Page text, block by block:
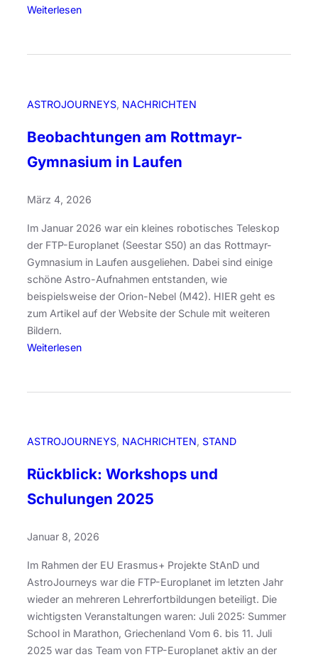
r
o
z
m
U
P
r
o
j
e
k
A
J
u
n
y
s
T
Weiterlesen:
r
d
e
s
o
o
w
e
t
t
b
w
m
t
o
o
i
s
c
h
e
ASTROJOURNEYS, NACHRICHTEN
Beobachtungen am Rottmayr-
Gymnasium in Laufen
März 4, 2026
Im Januar 2026 war ein kleines robotisches Teleskop
der FTP-Europlanet (Seestar S50) an das Rottmayr-
Gymnasium in Laufen ausgeliehen. Dabei sind einige
schöne Astro-Aufnahmen entstanden, wie
beispielsweise der Orion-Nebel (M42). HIER geht es
zum Artikel auf der Website der Schule mit weiteren
Bildern.
Weiterlesen:
c
t
u
g
n
a
m
R
o
t
ASTROJOURNEYS, NACHRICHTEN, STAND
Rückblick: Workshops und
Schulungen 2025
Januar 8, 2026
Im Rahmen der EU Erasmus+ Projekte StAnD und
AstroJourneys war die FTP-Europlanet im letzten Jahr
wieder an mehreren Lehrerfortbildungen beteiligt. Die
wichtigsten Veranstaltungen waren: Juli 2025: Summer
School in Marathon, Griechenland Vom 6. bis 11. Juli
2025 war das Team von FTP-Europlanet aktiv an der